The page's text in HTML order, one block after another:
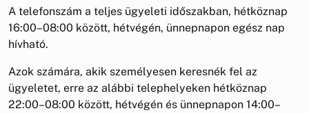
A telefonszám a teljes ügyeleti időszakban, hétköznap
16:00–08:00 között, hétvégén, ünnepnapon egész nap
hívható.
Azok számára, akik személyesen keresnék fel az
ügyeletet, erre az alábbi telephelyeken hétköznap
22:00–08:00 között, hétvégén és ünnepnapon 14:00–